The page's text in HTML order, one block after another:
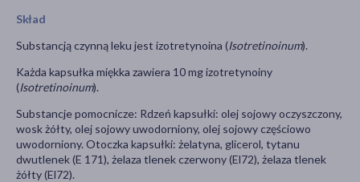
Skład
Substancją czynną leku jest izotretynoina (Isotretinoinum).
Każda kapsułka miękka zawiera 10 mg izotretynoiny
(Isotretinoinum).
Substancje pomocnicze: Rdzeń kapsułki: olej sojowy oczyszczony,
wosk żółty, olej sojowy uwodorniony, olej sojowy częściowo
uwodorniony. Otoczka kapsułki: żelatyna, glicerol, tytanu
dwutlenek (E 171), żelaza tlenek czerwony (El72), żelaza tlenek
żółty (El72).